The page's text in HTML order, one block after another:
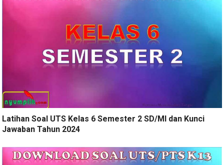
Latihan Soal UTS Kelas 6 Semester 2 SD/MI dan Kunci
Jawaban Tahun 2024